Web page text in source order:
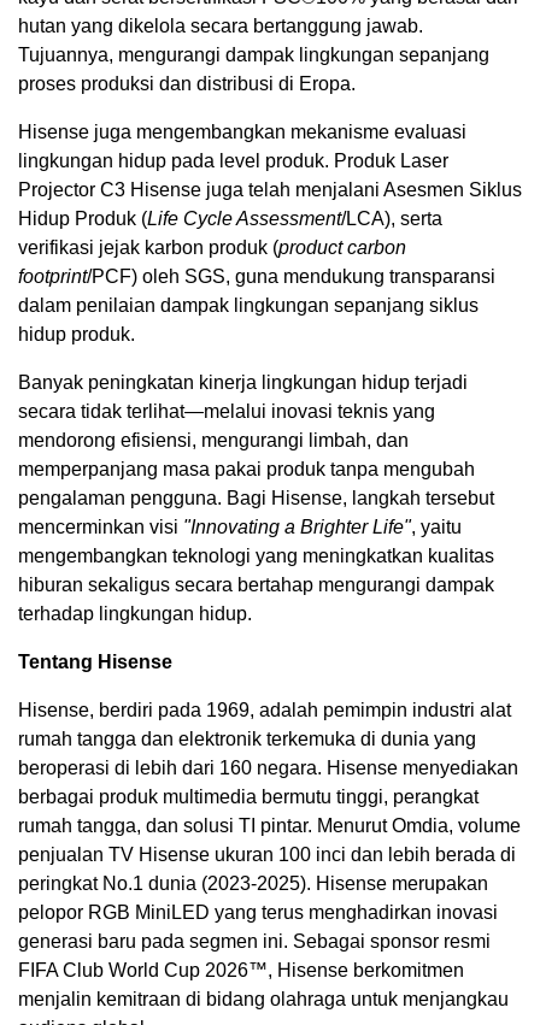
hutan yang dikelola secara bertanggung jawab.
Tujuannya, mengurangi dampak lingkungan sepanjang
proses produksi dan distribusi di Eropa.
Hisense juga mengembangkan mekanisme evaluasi
lingkungan hidup pada level produk. Produk Laser
Projector C3 Hisense juga telah menjalani Asesmen Siklus
Hidup Produk (Life Cycle Assessment/LCA), serta
verifikasi jejak karbon produk (product carbon
footprint/PCF) oleh SGS, guna mendukung transparansi
dalam penilaian dampak lingkungan sepanjang siklus
hidup produk.
Banyak peningkatan kinerja lingkungan hidup terjadi
secara tidak terlihat—melalui inovasi teknis yang
mendorong efisiensi, mengurangi limbah, dan
memperpanjang masa pakai produk tanpa mengubah
pengalaman pengguna. Bagi Hisense, langkah tersebut
mencerminkan visi "Innovating a Brighter Life", yaitu
mengembangkan teknologi yang meningkatkan kualitas
hiburan sekaligus secara bertahap mengurangi dampak
terhadap lingkungan hidup.
Tentang Hisense
Hisense, berdiri pada 1969, adalah pemimpin industri alat
rumah tangga dan elektronik terkemuka di dunia yang
beroperasi di lebih dari 160 negara. Hisense menyediakan
berbagai produk multimedia bermutu tinggi, perangkat
rumah tangga, dan solusi TI pintar. Menurut Omdia, volume
penjualan TV Hisense ukuran 100 inci dan lebih berada di
peringkat No.1 dunia (2023-2025). Hisense merupakan
pelopor RGB MiniLED yang terus menghadirkan inovasi
generasi baru pada segmen ini. Sebagai sponsor resmi
FIFA Club World Cup 2026™, Hisense berkomitmen
menjalin kemitraan di bidang olahraga untuk menjangkau